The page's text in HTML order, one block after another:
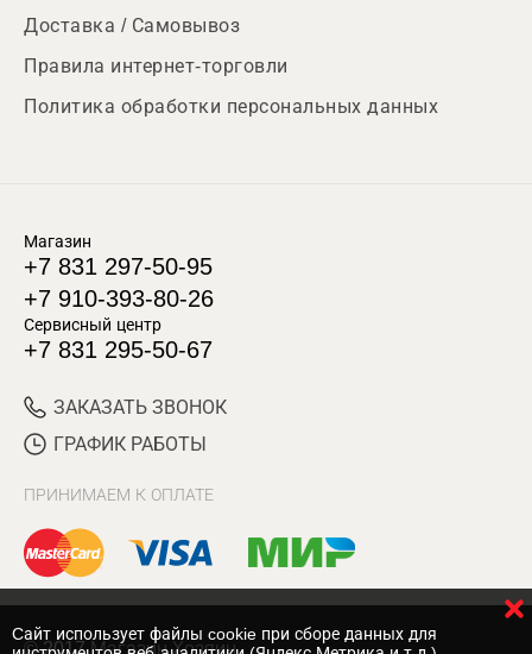
Доставка / Самовывоз
Правила интернет-торговли
Политика обработки персональных данных
Магазин
+7 831 297-50-95
+7 910-393-80-26
Сервисный центр
+7 831 295-50-67
ЗАКАЗАТЬ ЗВОНОК
ГРАФИК РАБОТЫ
ПРИНИМАЕМ К ОПЛАТЕ
© 2017 Магазин Хозяин
Cайт использует файлы cookie при сборе данных для